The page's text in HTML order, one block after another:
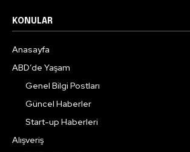
KONULAR
Anasayfa
ABD’de Yaşam
Genel Bilgi Postları
Güncel Haberler
Start-up Haberleri
Alışveriş